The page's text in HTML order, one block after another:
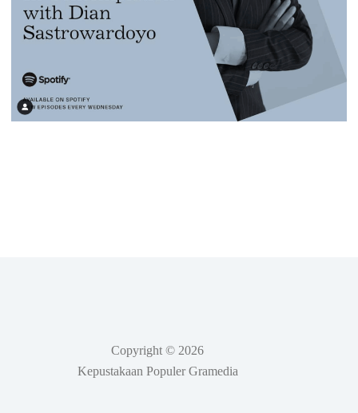
Copyright © 2026
Kepustakaan Populer Gramedia